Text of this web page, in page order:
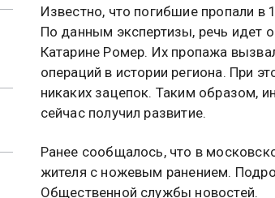
Известно, что погибшие пропали в
По данным экспертизы, речь идет
Катарине Ромер. Их пропажа
операций в истории региона. При
никаких зацепок. Таким образом,
сейчас получил развитие.
Ранее сообщалось, что в
жителя с ножевым ранением.
Общественной службы новостей.